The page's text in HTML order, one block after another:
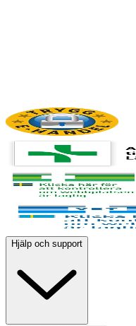
Hjälp och support